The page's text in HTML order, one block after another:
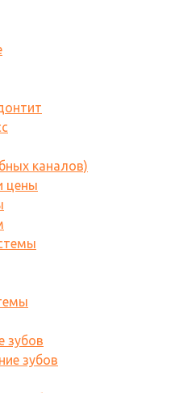
каналов)
цены
зубов
зубов